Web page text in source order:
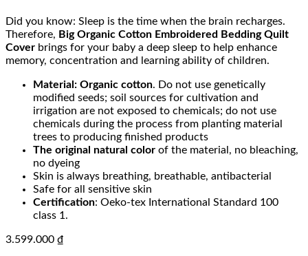
Did you know: Sleep is the time when the brain recharges.
Therefore, Big Organic Cotton Embroidered Bedding Quilt
Cover brings for your baby a deep sleep to help enhance
memory, concentration and learning ability of children.
Material: Organic cotton. Do not use genetically
modified seeds; soil sources for cultivation and
irrigation are not exposed to chemicals; do not use
chemicals during the process from planting material
trees to producing finished products
The original natural color of the material, no bleaching,
no dyeing
Skin is always breathing, breathable, antibacterial
Safe for all sensitive skin
Certification: Oeko-tex International Standard 100
class 1.
3.599.000 ₫